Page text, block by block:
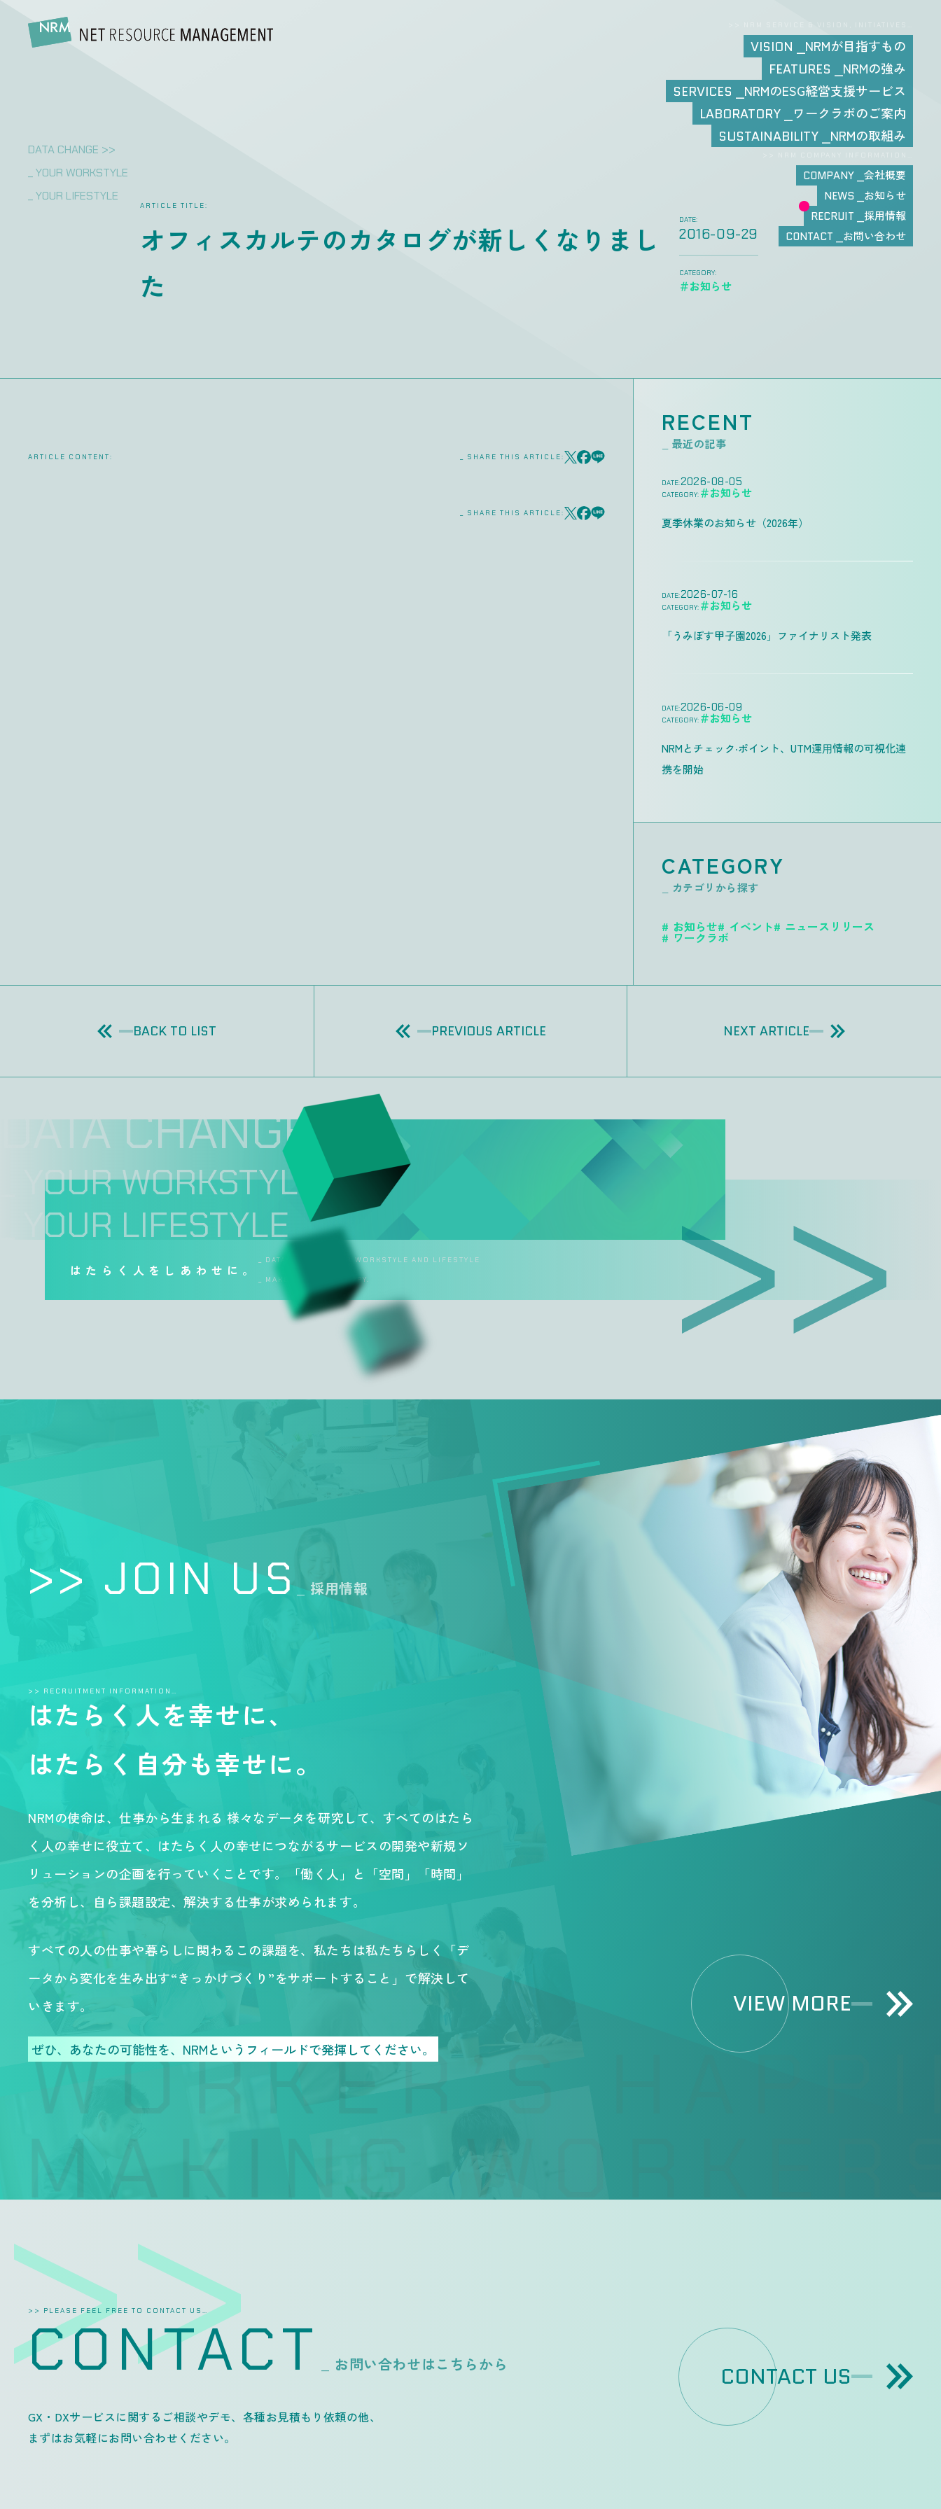
>> NRM SERVICE & VISION, INITIATIVES…
VISION
NRMが目指すもの
FEATURES
NRMの強み
SERVICES
NRMのESG経営支援サービス
LABORATORY
ワークラボのご案内
SUSTAINABILITY
NRMの取組み
COMPANY 会社概要
NEWS お知らせ
RECRUIT 採用情報
CONTACT お問い合わせ
ARTICLE TITLE:
オフィスカルテのカタログが新しくなりまし
た
DATE:
2016-09-29
CATEGORY:
＃お知らせ
DATA CHANGE >>
_ YOUR WORKSTYLE
_ YOUR LIFESTYLE
ARTICLE CONTENT: _ SHARE THIS ARTICLE:
_ SHARE THIS ARTICLE:
RECENT
_ 最近の記事
DATE:2026-08-05
CATEGORY: ＃お知らせ
夏季休業のお知らせ（2026年）
DATE:2026-07-16
CATEGORY: ＃お知らせ
「うみぽす甲子園2026」ファイナリスト発表
DATE:2026-06-09
CATEGORY: ＃お知らせ
NRMとチェック‧ポイント、UTM運⽤情報の可視化連
携を開始
CATEGORY
_ カテゴリから探す
お知らせ イベント ニュースリリース
ワークラボ
BACK TO LIST PREVIOUS ARTICLE NEXT ARTICLE
DATA CHANGE >>
_ YOUR WORKSTYLE
_ YOUR LIFESTYLE
はたらく人をしあわせに。
_ DATA
_ MAKE
>> JOIN US _ 採用情報
>> RECRUITMENT INFORMATION…
はたらく人を幸せに、
はたらく自分も幸せに。
NRMの使命は、仕事から生まれる 様々なデータを研究して、すべてのはたら
く人の幸せに役立て、はたらく人の幸せにつながるサービスの開発や新規ソ
リューションの企画を行っていくことです。「働く人」と「空間」「時間」
を分析し、自ら課題設定、解決する仕事が求められます。
すべての人の仕事や暮らしに関わるこの課題を、私たちは私たちらしく「デ
ータから変化を生み出す“きっかけづくり”をサポートすること」で解決して
いきます。
ぜひ、あなたの可能性を、 NRMというフィールドで発揮してください。
VIEW MORE
>> PLEASE FEEL FREE TO CONTACT US…
CONTACT _ お問い合わせはこちらから
GX・DXサービスに関するご相談やデモ、各種お見積もり依頼の他、
まずはお気軽にお問い合わせください。
CONTACT US